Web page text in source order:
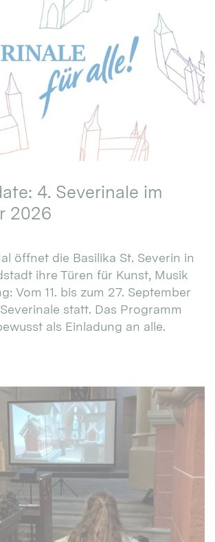
4. Severinale im
2026
öffnet die Basilika St. Severin in
ihre Türen für Kunst, Musik
Vom 11. bis zum 27. September
statt. Das Programm
als Einladung an alle.